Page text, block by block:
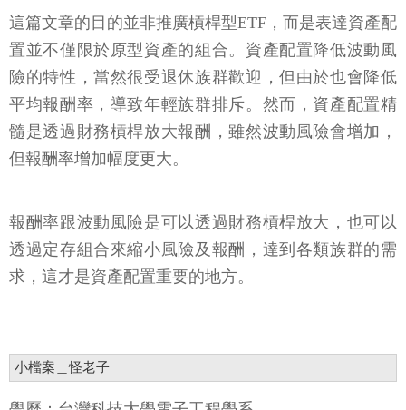
這篇文章的目的並非推廣槓桿型ETF，而是表達資產配
置並不僅限於原型資產的組合。資產配置降低波動風
險的特性，當然很受退休族群歡迎，但由於也會降低
平均報酬率，導致年輕族群排斥。然而，資產配置精
髓是透過財務槓桿放大報酬，雖然波動風險會增加，
但報酬率增加幅度更大。
報酬率跟波動風險是可以透過財務槓桿放大，也可以
透過定存組合來縮小風險及報酬，達到各類族群的需
求，這才是資產配置重要的地方。
小檔案＿怪老子